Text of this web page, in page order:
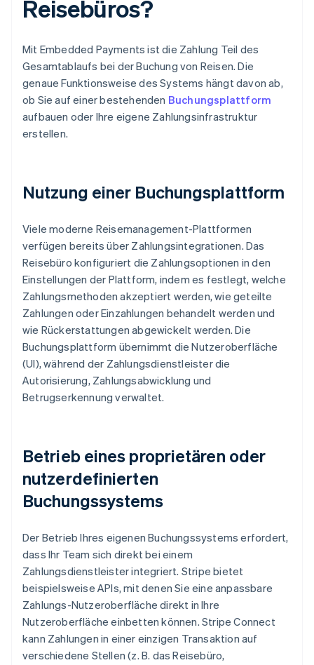
Reisebüros?
Mit Embedded Payments ist die Zahlung Teil des
Gesamtablaufs bei der Buchung von Reisen. Die
genaue Funktionsweise des Systems hängt davon ab,
ob Sie auf einer bestehenden Buchungsplattform
aufbauen oder Ihre eigene Zahlungsinfrastruktur
erstellen.
Nutzung einer Buchungsplattform
Viele moderne Reisemanagement-Plattformen
verfügen bereits über Zahlungsintegrationen. Das
Reisebüro konfiguriert die Zahlungsoptionen in den
Einstellungen der Plattform, indem es festlegt, welche
Zahlungsmethoden akzeptiert werden, wie geteilte
Zahlungen oder Einzahlungen behandelt werden und
wie Rückerstattungen abgewickelt werden. Die
Buchungsplattform übernimmt die Nutzeroberfläche
(UI), während der Zahlungsdienstleister die
Autorisierung, Zahlungsabwicklung und
Betrugserkennung verwaltet.
Betrieb eines proprietären oder
nutzerdefinierten
Buchungssystems
Der Betrieb Ihres eigenen Buchungssystems erfordert,
dass Ihr Team sich direkt bei einem
Zahlungsdienstleister integriert. Stripe bietet
beispielsweise APIs, mit denen Sie eine anpassbare
Zahlungs-Nutzeroberfläche direkt in Ihre
Nutzeroberfläche einbetten können. Stripe Connect
kann Zahlungen in einer einzigen Transaktion auf
verschiedene Stellen (z. B. das Reisebüro,